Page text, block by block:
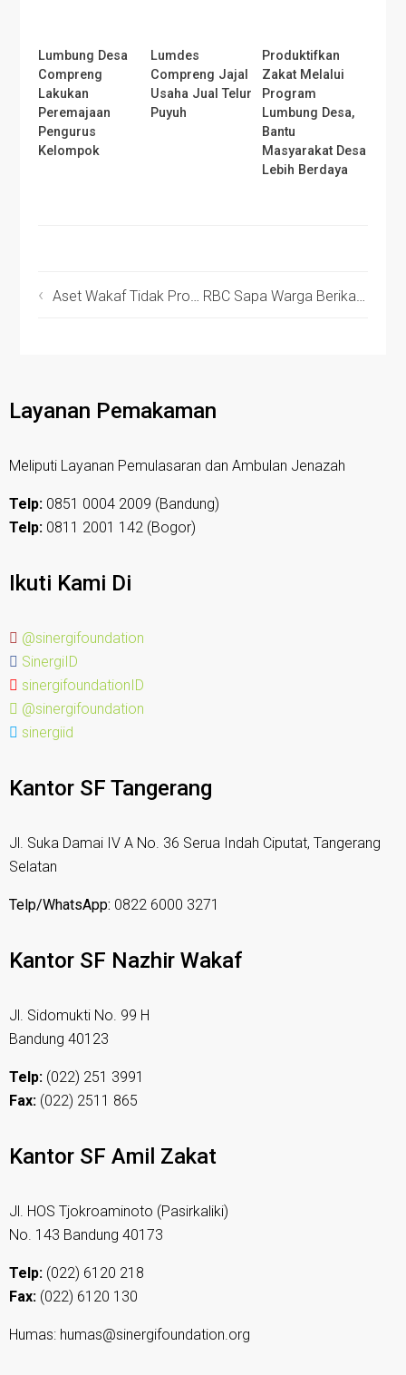
Lumbung Desa
Compreng
Lakukan
Peremajaan
Pengurus
Kelompok
Lumdes
Compreng Jajal
Usaha Jual Telur
Puyuh
Produktifkan
Zakat Melalui
Program
Lumbung Desa,
Bantu
Masyarakat Desa
Lebih Berdaya
Aset Wakaf Tidak Produktif, Bolehkah Diubah? RBC Sapa Warga Berikan Edukasi untuk Ibu Hamil di Sukamenak
Layanan Pemakaman
Meliputi Layanan Pemulasaran dan Ambulan Jenazah
Telp: 0851 0004 2009 (Bandung)
Telp: 0811 2001 142 (Bogor)
Ikuti Kami Di
@sinergifoundation
SinergiID
sinergifoundationID
@sinergifoundation
sinergiid
Kantor SF Tangerang
Jl. Suka Damai IV A No. 36 Serua Indah Ciputat, Tangerang
Selatan
Telp/WhatsApp: 0822 6000 3271
Kantor SF Nazhir Wakaf
Jl. Sidomukti No. 99 H
Bandung 40123
Telp: (022) 251 3991
Fax: (022) 2511 865
Kantor SF Amil Zakat
Jl. HOS Tjokroaminoto (Pasirkaliki)
No. 143 Bandung 40173
Telp: (022) 6120 218
Fax: (022) 6120 130
Humas: humas@sinergifoundation.org